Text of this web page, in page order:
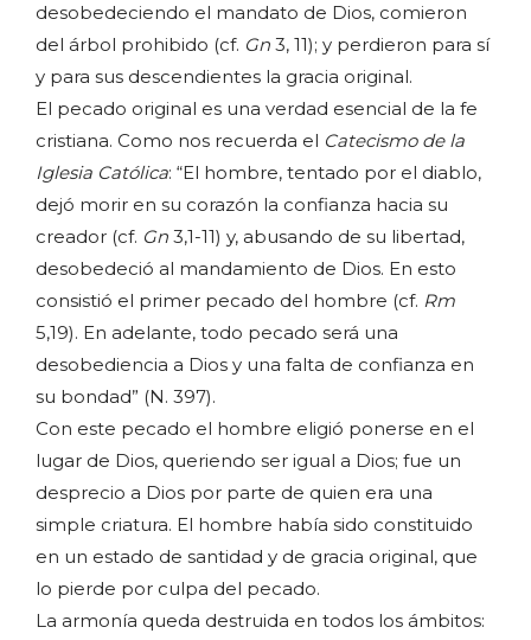
desobedeciendo el mandato de Dios, comieron
del árbol prohibido (cf. Gn 3, 11); y perdieron para sí
y para sus descendientes la gracia original.
El pecado original es una verdad esencial de la fe
cristiana. Como nos recuerda el Catecismo de la
Iglesia Católica: “El hombre, tentado por el diablo,
dejó morir en su corazón la confianza hacia su
creador (cf. Gn 3,1-11) y, abusando de su libertad,
desobedeció al mandamiento de Dios. En esto
consistió el primer pecado del hombre (cf. Rm
5,19). En adelante, todo pecado será una
desobediencia a Dios y una falta de confianza en
su bondad” (N. 397).
Con este pecado el hombre eligió ponerse en el
lugar de Dios, queriendo ser igual a Dios; fue un
desprecio a Dios por parte de quien era una
simple criatura. El hombre había sido constituido
en un estado de santidad y de gracia original, que
lo pierde por culpa del pecado.
La armonía queda destruida en todos los ámbitos: